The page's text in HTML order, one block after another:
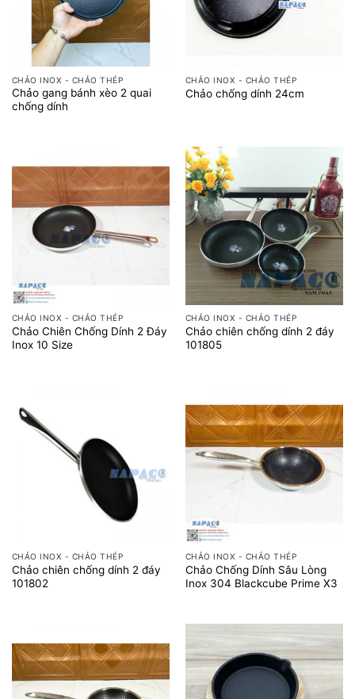
CHẢO INOX - CHẢO THÉP
Chảo gang bánh xèo 2 quai
chống dính
CHẢO INOX - CHẢO THÉP
Chảo chống dính 24cm
CHẢO INOX - CHẢO THÉP
Chảo Chiên Chống Dính 2 Đáy
Inox 10 Size
CHẢO INOX - CHẢO THÉP
Chảo chiên chống dính 2 đáy
101805
CHẢO INOX - CHẢO THÉP
Chảo chiên chống dính 2 đáy
101802
CHẢO INOX - CHẢO THÉP
Chảo Chống Dính Sâu Lòng
Inox 304 Blackcube Prime X3